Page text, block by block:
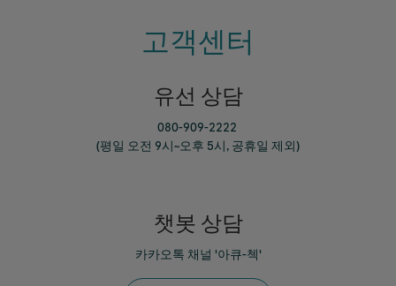
고객센터
유선 상담
080-909-2222
(평일 오전 9시~오후 5시, 공휴일 제외)
챗봇 상담
카카오톡 채널 '아큐-첵'